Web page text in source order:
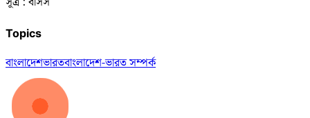
Topics
বাংলাদেশভারতবাংলাদেশ-ভারত সম্পর্ক